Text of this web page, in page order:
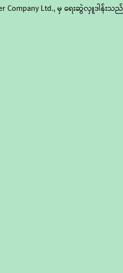
Company Ltd., မှ ရေးဆွဲလှူဒါန်းသည်